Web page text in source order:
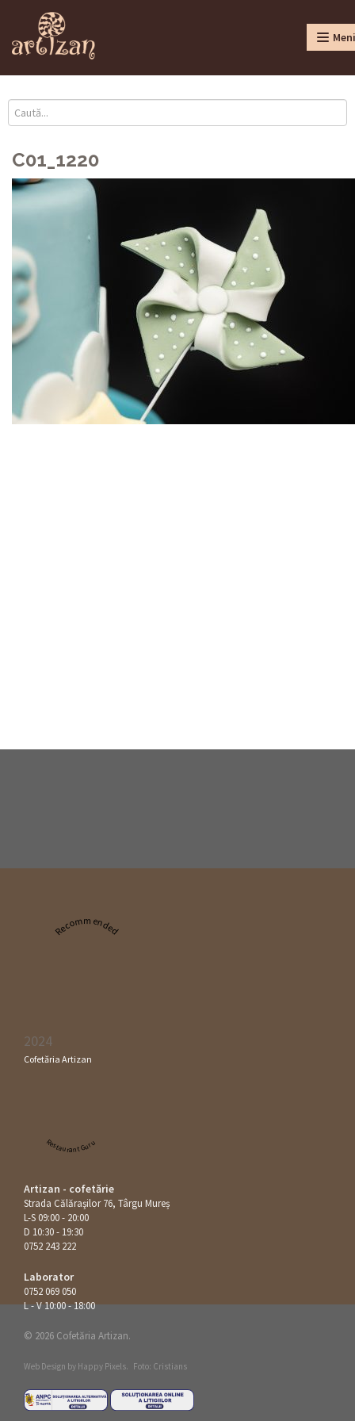
C01_1220
Recommended
2024
Cofetăria Artizan
Restaurant Guru
Artizan - cofetărie
Strada Călăraşilor 76, Târgu Mureș
L-S 09:00 - 20:00
D 10:30 - 19:30
0752 243 222
Laborator
0752 069 050
L - V 10:00 - 18:00
© 2026 Cofetăria Artizan.
Web Design by Happy Pixels. Foto: Cristians